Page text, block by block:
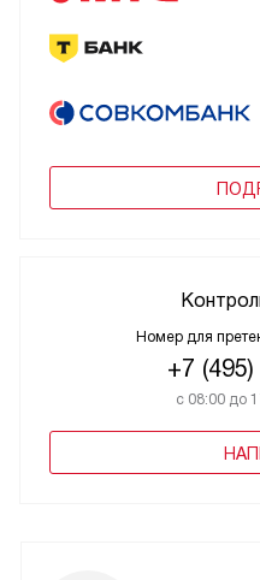
Номер для
+7
с 08:00 до